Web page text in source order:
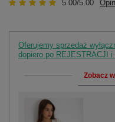
5.00/5.00
Oferujemy sprzedaż
dopiero po REJESTRACJI i
Zobacz